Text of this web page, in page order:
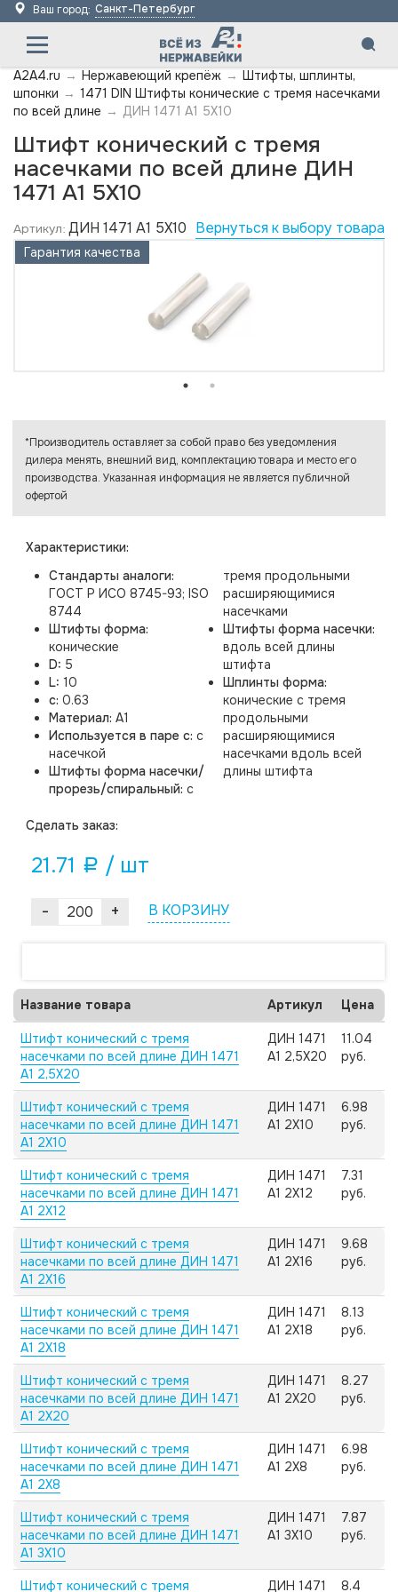
Ваш город: Санкт-Петербург
A2A4.ru → Нержавеющий крепёж → Штифты, шплинты,
шпонки → 1471 DIN Штифты конические с тремя насечками
по всей длине → ДИН 1471 А1 5X10
Штифт конический с тремя
насечками по всей длине ДИН
1471 А1 5X10
Артикул: ДИН 1471 А1 5X10 Вернуться к выбору товара
Гарантия качества
Характеристики:
Стандарты аналоги:
ГОСТ Р ИСО 8745-93; ISO
8744
Штифты форма:
конические
D: 5
L: 10
c: 0.63
Материал: A1
Используется в паре с: с
насечкой
Штифты форма насечки/
прорезь/спиральный: с
тремя продольными
расширяющимися
насечками
Штифты форма насечки:
вдоль всей длины
штифта
Шплинты форма:
конические с тремя
продольными
расширяющимися
насечками вдоль всей
длины штифта
Cделать заказ:
21.71 a / шт
- + В КОРЗИНУ
*Производитель оставляет за собой право без уведомления
дилера менять, внешний вид, комплектацию товара и место его
производства. Указанная информация не является публичной
офертой
Название товара Артикул Цена
Штифт конический с тремя
насечками по всей длине ДИН 1471
А1 2,5X20
ДИН 1471
А1 2,5X20
11.04
руб.
Штифт конический с тремя
насечками по всей длине ДИН 1471
А1 2X10
ДИН 1471
А1 2X10
6.98
руб.
Штифт конический с тремя
насечками по всей длине ДИН 1471
А1 2X12
ДИН 1471
А1 2X12
7.31
руб.
Штифт конический с тремя
насечками по всей длине ДИН 1471
А1 2X16
ДИН 1471
А1 2X16
9.68
руб.
Штифт конический с тремя
насечками по всей длине ДИН 1471
А1 2X18
ДИН 1471
А1 2X18
8.13
руб.
Штифт конический с тремя
насечками по всей длине ДИН 1471
А1 2X20
ДИН 1471
А1 2X20
8.27
руб.
Штифт конический с тремя
насечками по всей длине ДИН 1471
А1 2X8
ДИН 1471
А1 2X8
6.98
руб.
Штифт конический с тремя
насечками по всей длине ДИН 1471
А1 3X10
ДИН 1471
А1 3X10
7.87
руб.
Штифт конический с тремя ДИН 1471 8.4